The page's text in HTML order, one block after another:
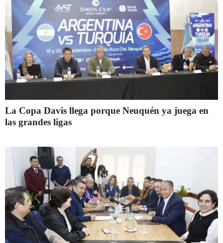
La Copa Davis llega porque Neuquén ya juega en
las grandes ligas